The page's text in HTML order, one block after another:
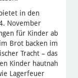
in den
November
für Kinder ab
Brot backen im
Tracht – das
Kinder hautnah
Lagerfeuer